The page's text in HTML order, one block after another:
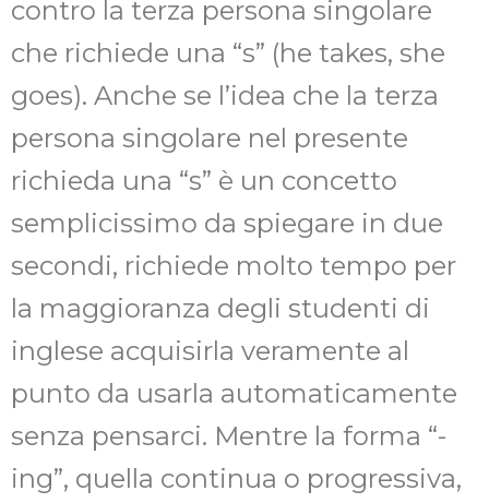
contro la terza persona singolare
che richiede una “s” (he takes, she
goes). Anche se l’idea che la terza
persona singolare nel presente
richieda una “s” è un concetto
semplicissimo da spiegare in due
secondi, richiede molto tempo per
la maggioranza degli studenti di
inglese acquisirla veramente al
punto da usarla automaticamente
senza pensarci. Mentre la forma “-
ing”, quella continua o progressiva,